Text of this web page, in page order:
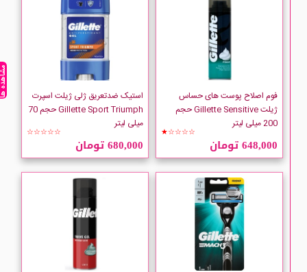
فوم اصلاح پوست های حساس
ژیلت Gillette Sensitive حجم
200 میلی لیتر
★☆☆☆☆
648,000 تومان
استیک ضدتعریق ژلی ژیلت اسپرت
Gillette Sport Triumph حجم 70
میلی لیتر
☆☆☆☆☆
680,000 تومان